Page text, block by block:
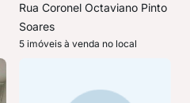
Rua Coronel Octaviano Pinto
Soares
5 imóveis à venda no local